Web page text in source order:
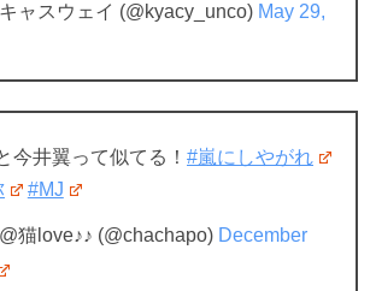
ャスウェイ (@kyacy_unco) May 29,
今井翼って似てる！ #嵐にしやがれ
#MJ
猫love♪♪ (@chachapo) December